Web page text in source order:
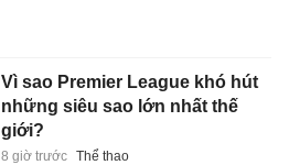
Vì sao Premier League khó hút
những siêu sao lớn nhất thế
giới?
8 giờ trước Thể thao